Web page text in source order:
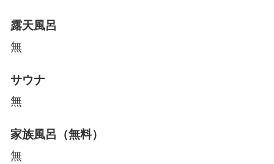
露天風呂
無
サウナ
無
家族風呂（無料）
無